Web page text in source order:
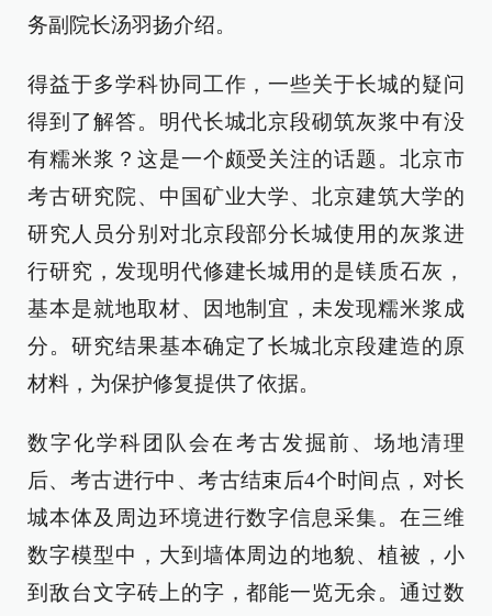
务副院长汤羽扬介绍。
得益于多学科协同工作，一些关于长城的疑问
得到了解答。明代长城北京段砌筑灰浆中有没
有糯米浆？这是一个颇受关注的话题。北京市
考古研究院、中国矿业大学、北京建筑大学的
研究人员分别对北京段部分长城使用的灰浆进
行研究，发现明代修建长城用的是镁质石灰，
基本是就地取材、因地制宜，未发现糯米浆成
分。研究结果基本确定了长城北京段建造的原
材料，为保护修复提供了依据。
数字化学科团队会在考古发掘前、场地清理
后、考古进行中、考古结束后4个时间点，对长
城本体及周边环境进行数字信息采集。在三维
数字模型中，大到墙体周边的地貌、植被，小
到敌台文字砖上的字，都能一览无余。通过数